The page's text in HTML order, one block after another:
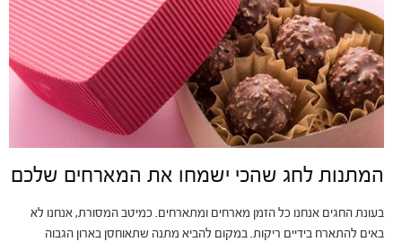
המתנות לחג שהכי ישמחו את המארחים שלכם
בעונת החגים אנחנו כל הזמן מארחים ומתארחים. כמיטב המסורת, אנחנו לא
באים להתארח בידיים ריקות. במקום להביא מתנה שתאוחסן בארון הגבוה